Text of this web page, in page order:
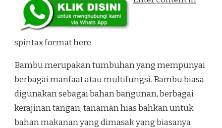
spintax format here
Bambu merupakan tumbuhan yang mempunyai
berbagai manfaat atau multifungsi. Bambu biasa
digunakan sebagai bahan bangunan, berbagai
kerajinan tangan, tanaman hias bahkan untuk
bahan makanan yang dimasak yang biasanya